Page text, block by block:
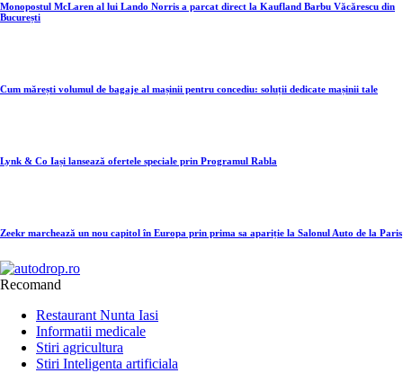
Monopostul McLaren al lui Lando Norris a parcat direct la Kaufland Barbu Văcărescu din
București
Cum mărești volumul de bagaje al mașinii pentru concediu: soluții dedicate mașinii tale
Lynk & Co Iași lansează ofertele speciale prin Programul Rabla
Zeekr marchează un nou capitol în Europa prin prima sa apariție la Salonul Auto de la Paris
Recomand
Restaurant Nunta Iasi
Informatii medicale
Stiri agricultura
Stiri Inteligenta artificiala